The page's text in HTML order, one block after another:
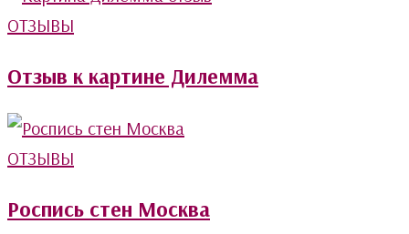
ОТЗЫВЫ
Отзыв к картине Дилемма
ОТЗЫВЫ
Роспись стен Москва